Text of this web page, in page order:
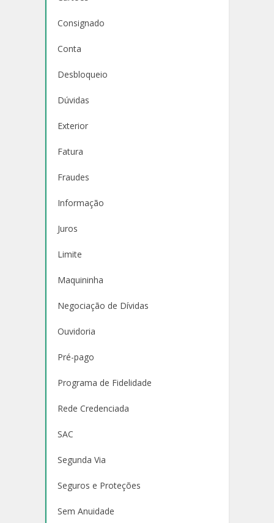
Consignado
Conta
Desbloqueio
Dúvidas
Exterior
Fatura
Fraudes
Informação
Juros
Limite
Maquininha
Negociação de Dívidas
Ouvidoria
Pré-pago
Programa de Fidelidade
Rede Credenciada
SAC
Segunda Via
Seguros e Proteções
Sem Anuidade